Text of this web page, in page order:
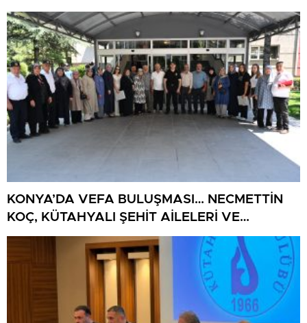
BULUŞUYOR
KONYA’DA VEFA BULUŞMASI… NECMETTİN
KOÇ, KÜTAHYALI ŞEHİT AİLELERİ VE
GAZİLERİ AĞIRLADI